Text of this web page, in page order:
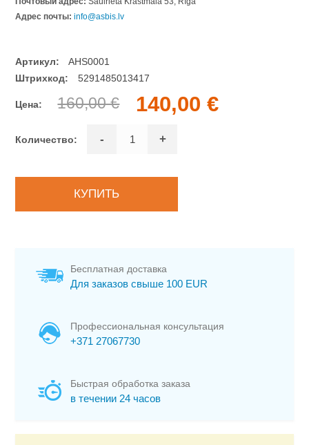
Адрес почты: info@asbis.lv
Артикул:
AHS0001
Штрихкод:
5291485013417
Цена: 160,00 € 140,00 €
Количество: - +
Бесплатная доставка
Для заказов свыше 100 EUR
Профессиональная консультация
+371 27067730
Быстрая обработка заказа
в течении 24 часов